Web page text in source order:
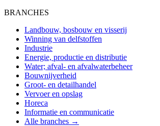
BRANCHES
Landbouw, bosbouw en visserij
Winning van delfstoffen
Industrie
Energie, productie en distributie
Water; afval- en afvalwaterbeheer
Bouwnijverheid
Groot- en detailhandel
Vervoer en opslag
Horeca
Informatie en communicatie
Alle branches →